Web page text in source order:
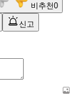
비추천0
신고